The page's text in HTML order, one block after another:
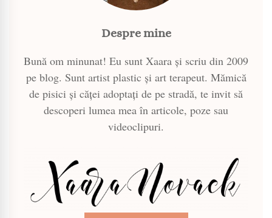
Despre mine
Bună om minunat! Eu sunt Xaara și scriu din 2009
pe blog. Sunt artist plastic și art terapeut. Mămică
de pisici și căței adoptați de pe stradă, te invit să
descoperi lumea mea în articole, poze sau
videoclipuri.